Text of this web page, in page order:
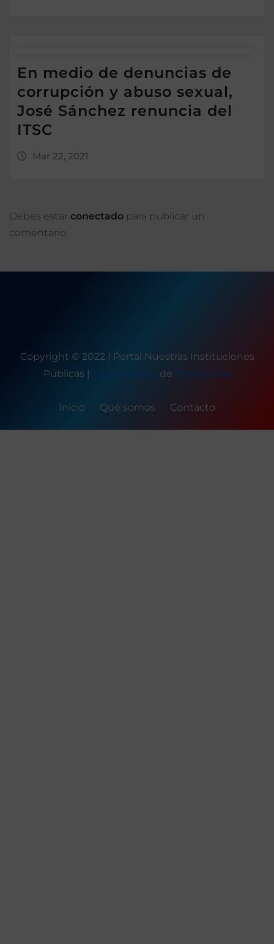
En medio de denuncias de
corrupción y abuso sexual,
José Sánchez renuncia del
ITSC
Mar 22, 2021
Debes estar conectado para publicar un
comentario.
Copyright © 2022 | Portal Nuestras Instituciones
Públicas | Seattle News de ThemeArile
Inicio Qué somos Contacto